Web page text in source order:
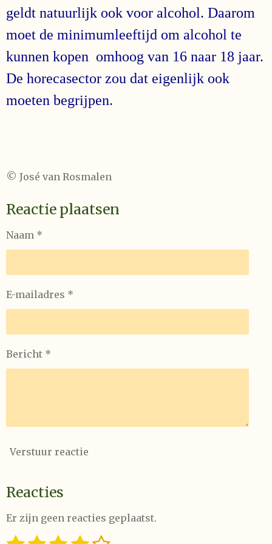
geldt natuurlijk ook voor alcohol. Daarom
moet de minimumleeftijd om alcohol te
kunnen kopen omhoog van 16 naar 18 jaar.
De horecasector zou dat eigenlijk ook
moeten begrijpen.
© José van Rosmalen
Reactie plaatsen
Naam *
E-mailadres *
Bericht *
Verstuur reactie
Reacties
Er zijn geen reacties geplaatst.
R
S